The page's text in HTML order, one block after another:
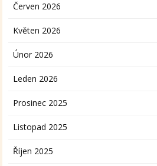
Červen 2026
Květen 2026
Únor 2026
Leden 2026
Prosinec 2025
Listopad 2025
Říjen 2025